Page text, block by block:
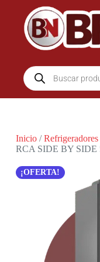
Inicio/Refrigeradores
RCA SIDE BY